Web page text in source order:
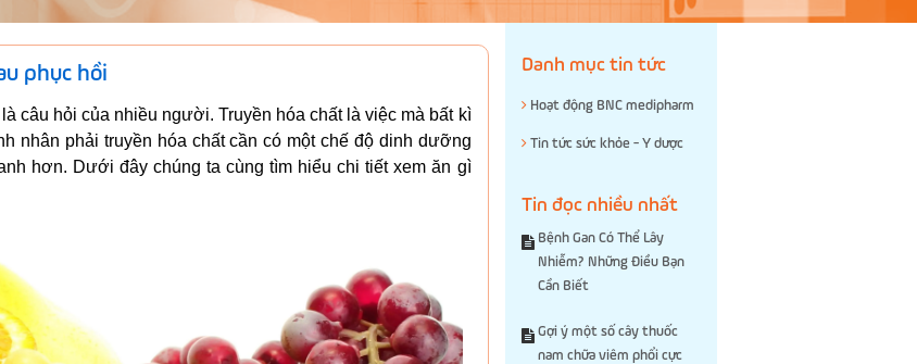
phục hồi
câu hỏi của nhiều người. Truyền hóa chất là việc mà bất kì
nhân phải truyền hóa chất cần có một chế độ dinh dưỡng
hơn. Dưới đây chúng ta cùng tìm hiểu chi tiết xem ăn gì
Danh mục tin tức
Hoạt động BNC medipharm
Tin tức sức khỏe - Y dược
Tin đọc nhiều nhất
Bệnh Gan Có Thể Lây
Nhiễm? Những Điều Bạn
Cần Biết
Gợi ý một số cây thuốc
nam chữa viêm phổi cực